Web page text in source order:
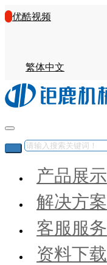
优酷视频
繁体中文
产品展示
解决方案
客服服务
资料下载